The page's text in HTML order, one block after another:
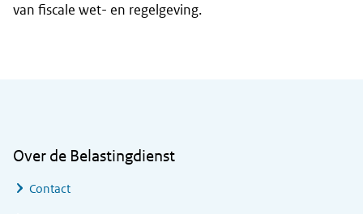
van fiscale wet- en regelgeving.
Over de Belastingdienst
Contact